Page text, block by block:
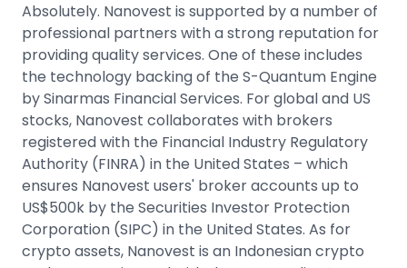
Absolutely. Nanovest is supported by a number of
professional partners with a strong reputation for
providing quality services. One of these includes
the technology backing of the S-Quantum Engine
by Sinarmas Financial Services. Forglobal and US
stocks, Nanovest collaborates with brokers
registered with the Financial Industry Regulatory
Authority (FINRA) in the United States – which
ensures Nanovest users' broker accounts up to
US$500k by the Securities Investor Protection
Corporation (SIPC) in the United States. As for
crypto assets, Nanovest is an Indonesian crypto